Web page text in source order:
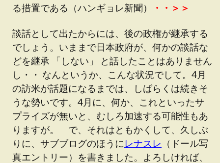
る措置である（ハンギョレ新聞）
・・＞＞
談話として出たからには、後の政権が継承する
でしょう。いままで日本政府が、何かの談話な
どを継承 「しない」 と話したことはありません
し・・ なんというか、こんな状況でして。4月
の訪米が話題になるまでは、しばらくは続きそ
うな勢いです。4月に、何か、これといったサ
プライズが無いと、むしろ加速する可能性もあ
りますが。 で、それはともかくして、久しぶ
りに、サブブログのほうに レナスレ （ドール写
真エントリー）を書きました。よろしければ、